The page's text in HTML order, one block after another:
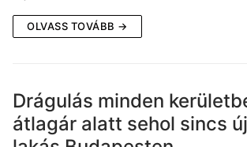
OLVASS TOVÁBB →
Drágulás minden
átlagár alatt sehol sincs új